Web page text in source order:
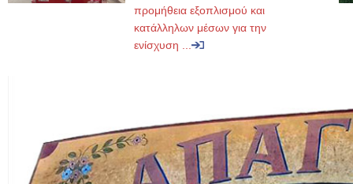
προμήθεια εξοπλισμού και
κατάλληλων μέσων για την
ενίσχυση ...